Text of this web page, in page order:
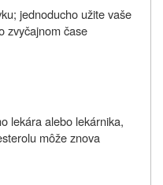
jednoducho užite vaše
zvyčajnom čase
lekára alebo lekárnika,
môže znova